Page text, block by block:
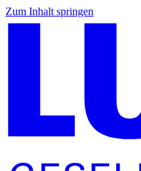
Zum Inhalt springen